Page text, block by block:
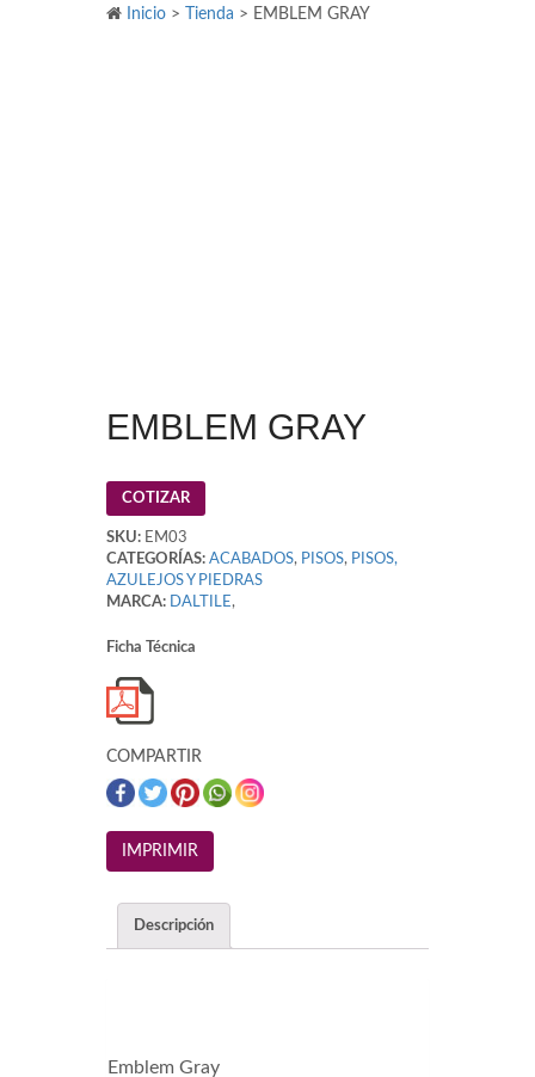
Inicio > Tienda > EMBLEM GRAY
EMBLEM GRAY
COTIZAR
SKU: EM03
CATEGORÍAS: ACABADOS, PISOS, PISOS,
AZULEJOS Y PIEDRAS
MARCA: DALTILE,
Ficha Técnica
COMPARTIR
Descripción
Emblem Gray